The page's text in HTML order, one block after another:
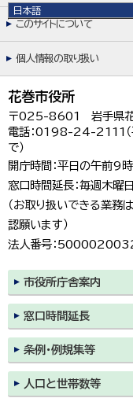
日本語
日本語
English
한국어
このサイトについて
個人情報の取り扱い
花巻市役所
〒025-8601 岩手県
電話：0198-24-2111（
で）
開庁時間：平日の午前9
窓口時間延長：毎週木曜
（お取り扱いできる業務
認願います）
法人番号：
市役所庁舎案内
窓口時間延長
条例・例規集等
人口と世帯数等